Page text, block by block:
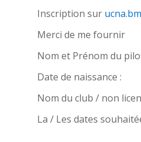
Inscription sur
Merci de me fournir
Nom et Prénom du
Date de naissance :
Nom du club / non
La / Les dates